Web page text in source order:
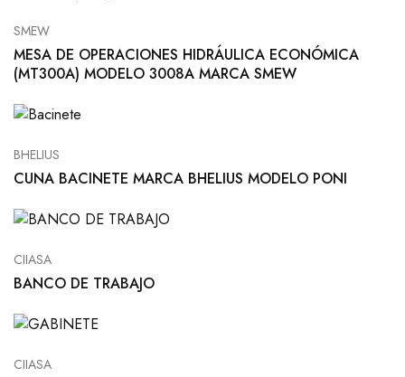
SMEW
MESA DE OPERACIONES HIDRÁULICA ECONÓMICA
(MT300A) MODELO 3008A MARCA SMEW
BHELIUS
CUNA BACINETE MARCA BHELIUS MODELO PONI
CIIASA
BANCO DE TRABAJO
CIIASA